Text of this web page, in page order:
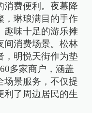
消费便利。夜幕降
，琳琅满目的手作
趣味十足的游乐摊
间消费场景。松林
，明悦天街作为垫
多家商户，涵盖
场景服务，不仅提
利了周边居民的生